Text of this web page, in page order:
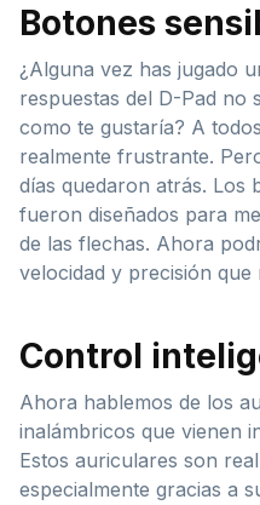
Botones
¿Alguna vez has jugado
respuestas del D-Pad no
como te gustaría? A
realmente frustrante.
días quedaron atrás. Los
fueron diseñados para
de las flechas. Ahora
velocidad y precisión que
Control
Ahora hablemos de los
inalámbricos que vienen
Estos auriculares son
especialmente gracias a